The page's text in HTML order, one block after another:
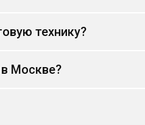
технику?
Москве?